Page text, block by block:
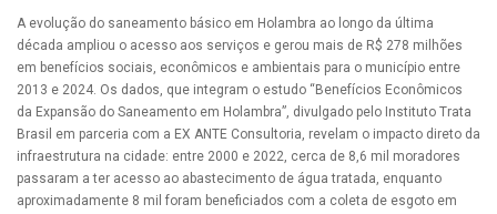
A evolução do saneamento básico em Holambra ao longo da última
década ampliou o acesso aos serviços e gerou mais de R$ 278 milhões
em benefícios sociais, econômicos e ambientais para o município entre
2013 e 2024. Os dados, que integram o estudo “Benefícios Econômicos
da Expansão do Saneamento em Holambra”, divulgado pelo Instituto Trata
Brasil em parceria com a EX ANTE Consultoria, revelam o impacto direto da
infraestrutura na cidade: entre 2000 e 2022, cerca de 8,6 mil moradores
passaram a ter acesso ao abastecimento de água tratada, enquanto
aproximadamente 8 mil foram beneficiados com a coleta de esgoto em